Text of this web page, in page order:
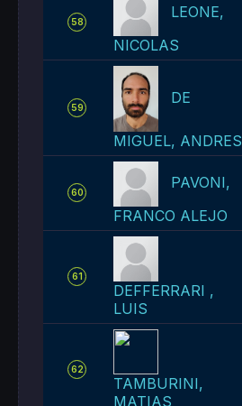
58
LEONE,
NICOLAS
59
DE
MIGUEL, ANDRES
60
PAVONI,
FRANCO ALEJO
61
DEFFERRARI ,
LUIS
62
TAMBURINI,
MATIAS